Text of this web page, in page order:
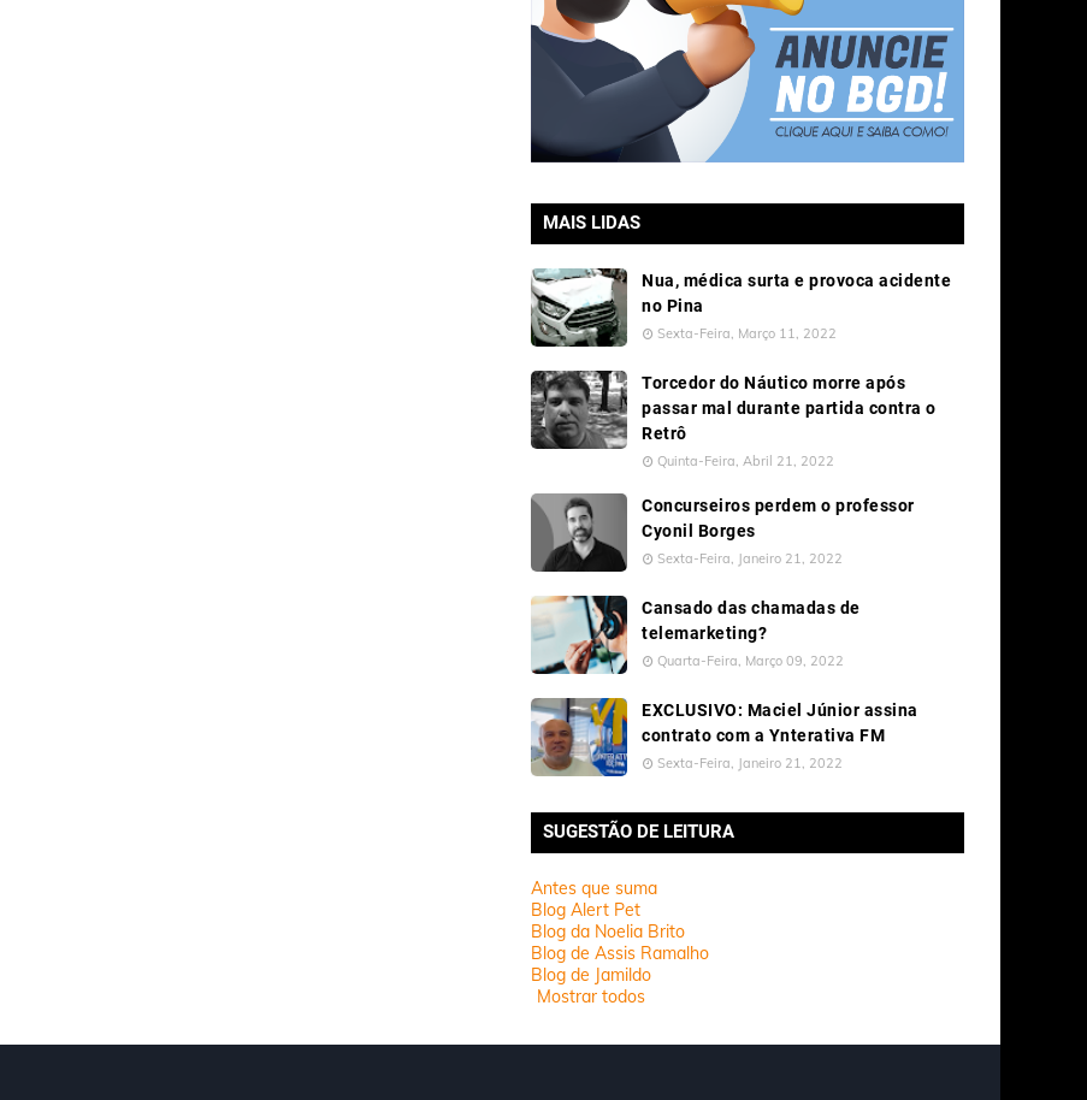
MAIS LIDAS
Nua, médica surta e provoca acidente
no Pina
Sexta-Feira, Março 11, 2022
Torcedor do Náutico morre após
passar mal durante partida contra o
Retrô
Quinta-Feira, Abril 21, 2022
Concurseiros perdem o professor
Cyonil Borges
Sexta-Feira, Janeiro 21, 2022
Cansado das chamadas de
telemarketing?
Quarta-Feira, Março 09, 2022
EXCLUSIVO: Maciel Júnior assina
contrato com a Ynterativa FM
Sexta-Feira, Janeiro 21, 2022
SUGESTÃO DE LEITURA
Antes que suma
Blog Alert Pet
Blog da Noelia Brito
Blog de Assis Ramalho
Blog de Jamildo
Mostrar todos